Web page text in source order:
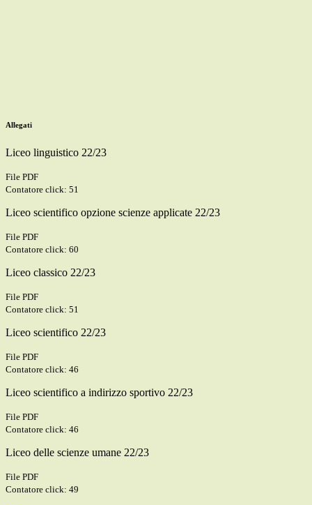
Allegati
Liceo linguistico 22/23
File PDF
Contatore click: 51
Liceo scientifico opzione scienze applicate 22/23
File PDF
Contatore click: 60
Liceo classico 22/23
File PDF
Contatore click: 51
Liceo scientifico 22/23
File PDF
Contatore click: 46
Liceo scientifico a indirizzo sportivo 22/23
File PDF
Contatore click: 46
Liceo delle scienze umane 22/23
File PDF
Contatore click: 49